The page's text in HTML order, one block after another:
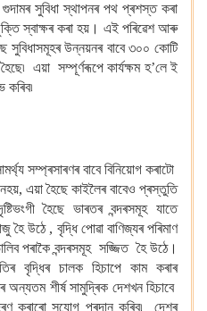
সুবিধা স্থাপনৰ পথ প্ৰশস্ত কৰা
স্বাক্ষৰ কৰা হয়। এই পৰিৱেশ আৰু
সুবিধাসমূহৰ উন্নয়নৰ বাবে ৩০০ কোটি
এয়া সম্পূৰ্ণৰূপে কাৰ্যক্ষম হ’লে ই
কৰিব৷
সম্প্ৰসাৰণৰ বাবে বিনিয়োগ কৰাটো
এয়া হৈছে কাইলৈৰ বাবেও প্ৰস্তুতি
হৈছে ভাৰতৰ বন্দৰসমূহ যাতে
উঠে , বৃদ্ধি পোৱা বাণিজ্যৰ পৰিমাণ
পৰাকৈ বন্দৰসমূহ সজ্জিত হৈ উঠে।
বৃদ্ধিৰ চালক হিচাপে কাম কৰাৰ
শীৰ্ষ সামুদ্ৰিক দেশখন হিচাবে
কৰাৰো সুযোগ প্ৰদান কৰিব৷ দেশৰ